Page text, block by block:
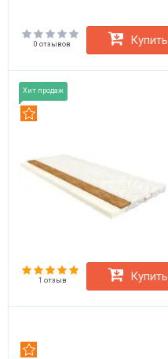
0 отзывов Купить
Хит продаж
1 отзыв Купить